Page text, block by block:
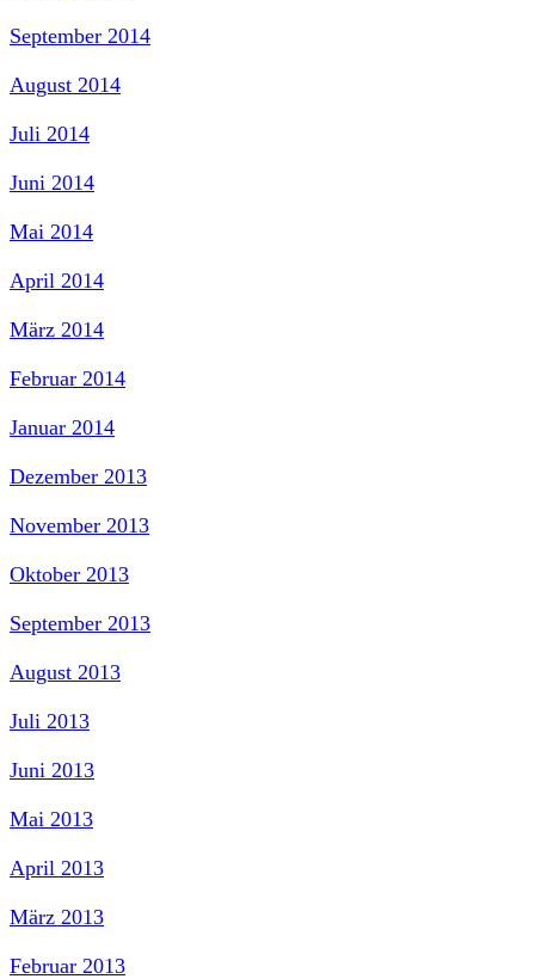
September 2014
August 2014
Juli 2014
Juni 2014
Mai 2014
April 2014
März 2014
Februar 2014
Januar 2014
Dezember 2013
November 2013
Oktober 2013
September 2013
August 2013
Juli 2013
Juni 2013
Mai 2013
April 2013
März 2013
Februar 2013